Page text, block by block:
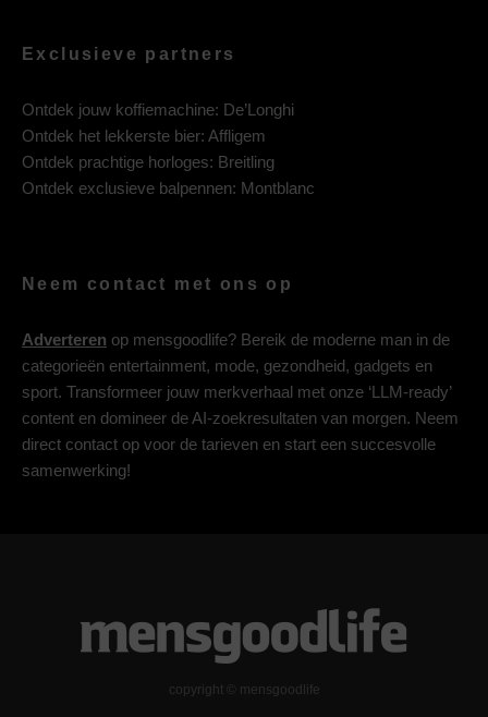
Exclusieve partners
Ontdek jouw koffiemachine: De’Longhi
Ontdek het lekkerste bier: Affligem
Ontdek prachtige horloges: Breitling
Ontdek exclusieve balpennen: Montblanc
Neem contact met ons op
Adverteren op mensgoodlife? Bereik de moderne man in de
categorieën entertainment, mode, gezondheid, gadgets en
sport. Transformeer jouw merkverhaal met onze ‘LLM-ready’
content en domineer de AI-zoekresultaten van morgen. Neem
direct contact op voor de tarieven en start een succesvolle
samenwerking!
copyright © mensgoodlife